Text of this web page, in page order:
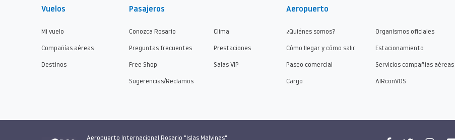
Vuelos
Mi vuelo
Compañías aéreas
Destinos
Pasajeros
Conozca Rosario Clima
Preguntas frecuentes Prestaciones
Free Shop Salas VIP
Sugerencias/Reclamos
Aeropuerto
¿Quiénes somos? Organismos oficiales
Cómo llegar y cómo salir Estacionamiento
Paseo comercial Servicios compañías aéreas
Cargo AIRconVOS
Aeropuerto Internacional Rosario "Islas Malvinas"